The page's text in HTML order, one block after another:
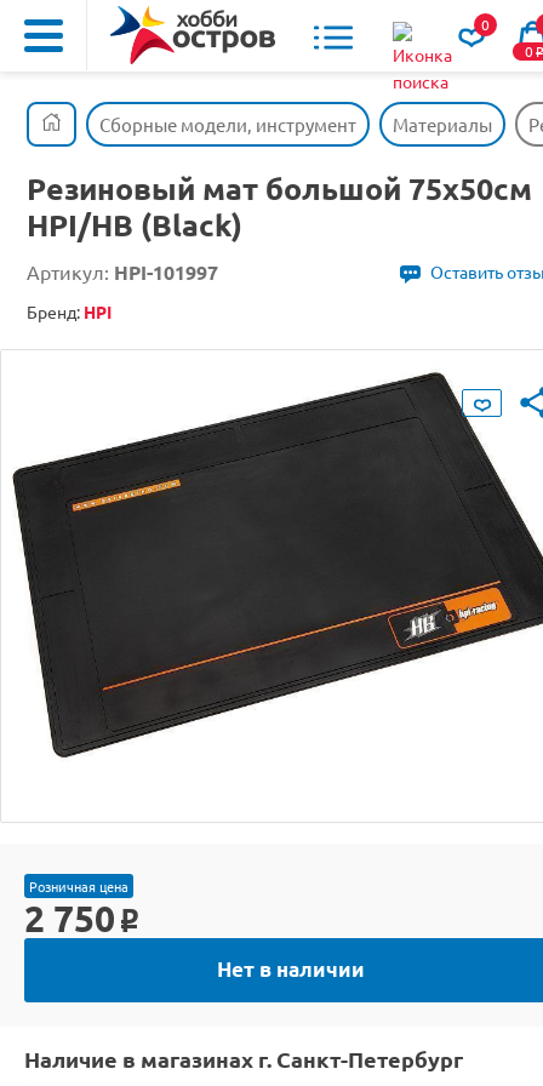
0
0o
Сборные модели, инструмент Материалы
Резиновый мат большой 75x50см
HPI/HB (Black)
Артикул: HPI-101997
Оставить
Бренд: HPI
Розничная цена
2 750 o
Нет в наличии
Наличие в магазинах г. Санкт-Петербург